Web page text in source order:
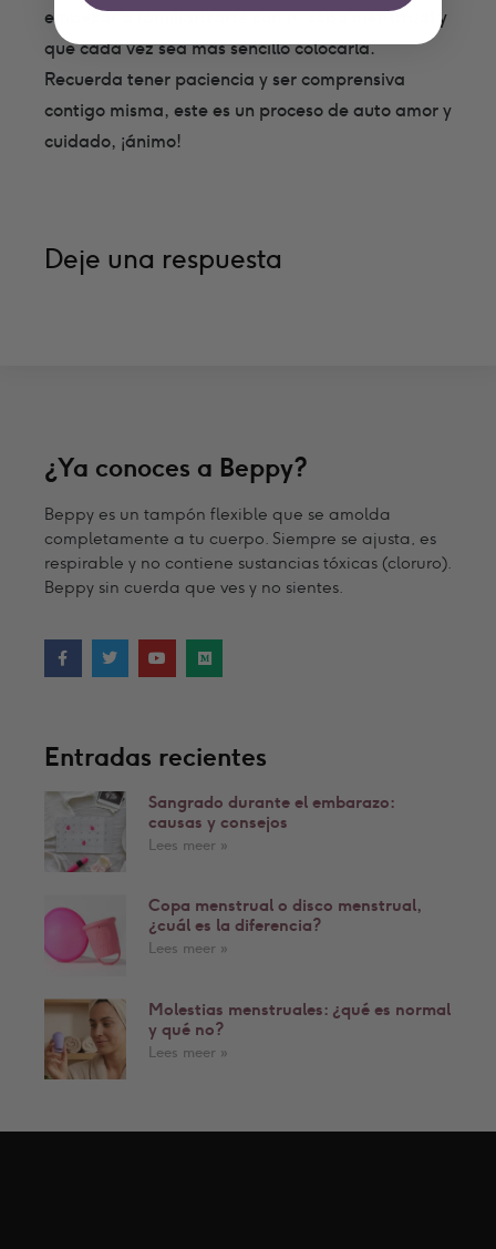
empezar a familiarizarte con tu copa menstrual y
que cada vez sea más sencillo colocarla.
Recuerda tener paciencia y ser comprensiva
contigo misma, este es un proceso de auto amor y
cuidado, ¡ánimo!
Deje una respuesta
¿Ya conoces a Beppy?
Beppy es un tampón flexible que se amolda
completamente a tu cuerpo. Siempre se ajusta, es
respirable y no contiene sustancias tóxicas (cloruro).
Beppy sin cuerda que ves y no sientes.
Entradas recientes
Sangrado durante el embarazo:
causas y consejos
Lees meer »
Copa menstrual o disco menstrual,
¿cuál es la diferencia?
Lees meer »
Molestias menstruales: ¿qué es normal
y qué no?
Lees meer »